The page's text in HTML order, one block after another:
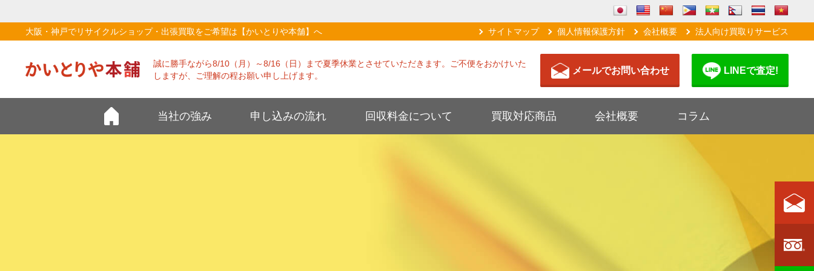
大阪・神戸でリサイクルショップ・出張買取をご希望は【かいとりや本舗】へ サイトマップ 個人情報保護方針 会社概要 法人向け買取りサービス
誠に勝手ながら8/10（月）～8/16（日）まで夏季休業とさせていただきます。ご不便をおかけいた
しますが、ご理解の程お願い申し上げます。
メールでお問い合わせ LINEで査定!
当社の強み 申し込みの流れ 回収料金について 買取対応商品 会社概要 コラム